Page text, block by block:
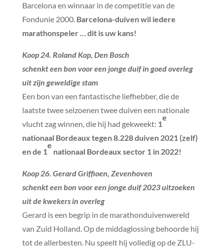
Barcelona en winnaar in de competitie van de
Fondunie 2000. Barcelona-duiven wil iedere
marathonspeler … dit is uw kans!
Koop 24. Roland Kop, Den Bosch
schenkt een bon voor een jonge duif in goed overleg
uit zijn geweldige stam
Een bon van een fantastische liefhebber, die de
laatste twee seizoenen twee duiven een nationale
vlucht zag winnen, die hij had gekweekt: 1
e
nationaal Bordeaux tegen 8.228 duiven 2021 (zelf)
en de 1
e
nationaal Bordeaux sector 1 in 2022!
Koop 26. Gerard Griffioen, Zevenhoven
schenkt een bon voor een jonge duif 2023 uitzoeken
uit de kwekers in overleg
Gerard is een begrip in de marathonduivenwereld
van Zuid Holland. Op de middaglossing behoorde hij
tot de allerbesten. Nu speelt hij volledig op de ZLU-